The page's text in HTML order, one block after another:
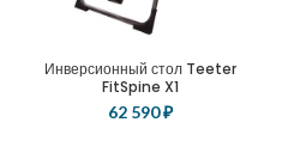
Инверсионный стол Teeter
FitSpine X1
62 590₽